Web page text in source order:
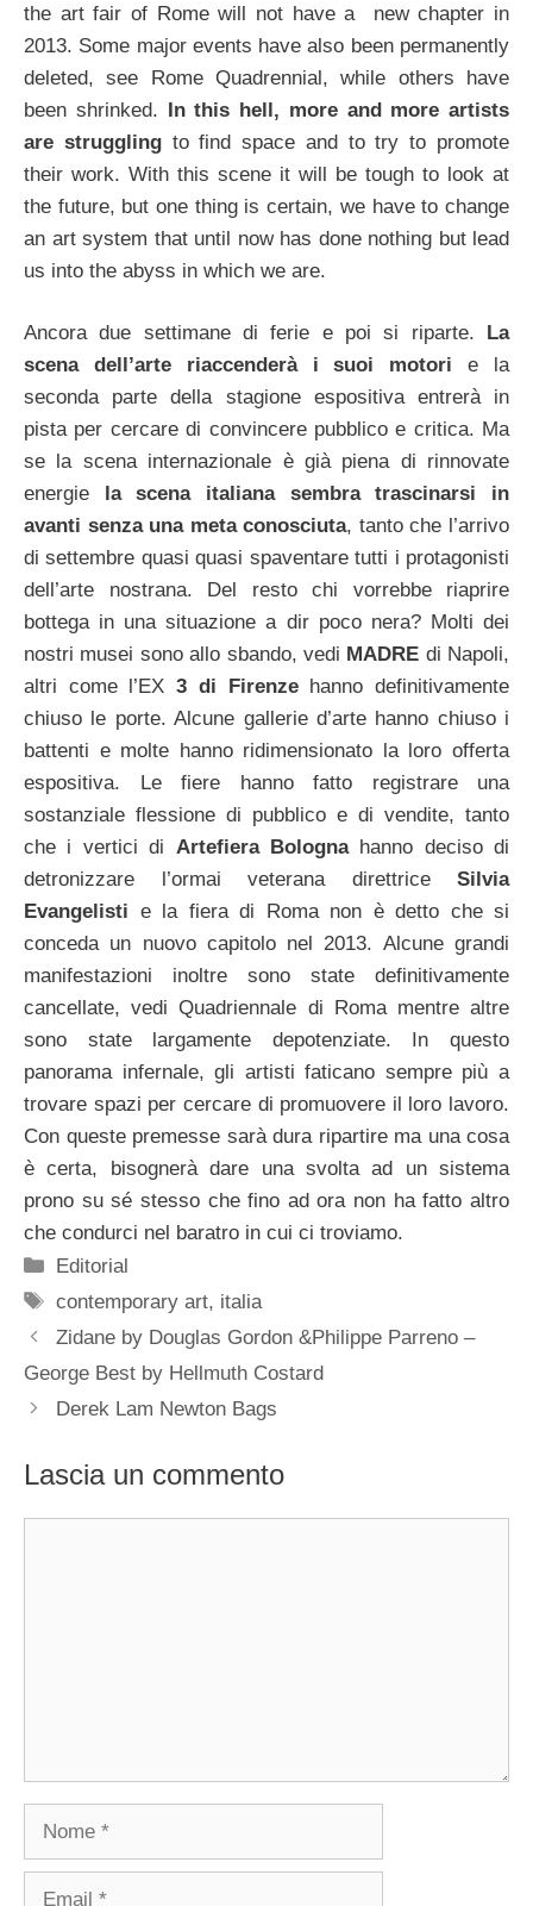
the art fair of Rome will not have a new chapter in
2013. Some major events have also been permanently
deleted, see Rome Quadrennial, while others have
been shrinked. In this hell, more and more artists
are strugglingto find space and to try to promote
their work. With this scene it will be tough to look at
the future, but one thing is certain, we have to change
an art system that until now has done nothing but lead
us into the abyss in which we are.
Ancora due settimane di ferie e poi si riparte. La
scena dell’arte riaccenderà i suoi motori e la
seconda parte della stagione espositiva entrerà in
pista per cercare di convincere pubblico e critica. Ma
se la scena internazionale è già piena di rinnovate
energie la scena italiana sembra trascinarsi in
avanti senza una meta conosciuta, tanto che l’arrivo
di settembre quasi quasi spaventare tutti i protagonisti
dell’arte nostrana. Del resto chi vorrebbe riaprire
bottega in una situazione a dir poco nera? Molti dei
nostri musei sono allo sbando, vedi MADRE di Napoli,
altri come l’EX3 di Firenzehanno definitivamente
chiuso le porte. Alcune gallerie d’arte hanno chiuso i
battenti e molte hanno ridimensionato la loro offerta
espositiva. Le fiere hanno fatto registrare una
sostanziale flessione di pubblico e di vendite, tanto
che i vertici di Artefiera Bolognahanno deciso di
detronizzare l’ormai veterana direttrice Silvia
Evangelisti e la fiera di Roma non è detto che si
conceda un nuovo capitolo nel 2013. Alcune grandi
manifestazioni inoltre sono state definitivamente
cancellate, vedi Quadriennale di Roma mentre altre
sono state largamente depotenziate. In questo
panorama infernale, gli artisti faticano sempre più a
trovare spazi per cercare di promuovere il loro lavoro.
Con queste premesse sarà dura ripartire ma una cosa
è certa, bisognerà dare una svolta ad un sistema
prono su sé stesso che fino ad ora non ha fatto altro
che condurci nel baratro in cui ci troviamo.
Categorie
Editorial
Tag
contemporary art, italia
Zidane by Douglas Gordon &Philippe Parreno –
George Best by Hellmuth Costard
Derek Lam Newton Bags
Lascia un commento